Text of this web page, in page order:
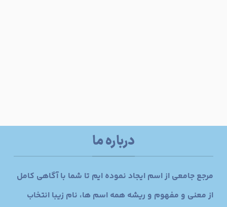
درباره ما
مرجع جامعی از اسم ایجاد نموده ایم تا شما با آگاهی کامل
از معنی و مفهوم و ریشه همه اسم ها، نام زیبا انتخاب